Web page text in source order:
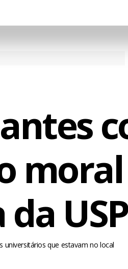
USP
que estavam no local